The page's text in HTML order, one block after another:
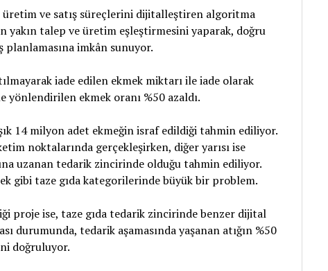
üretim ve satış süreçlerini dijitalleştiren algoritma
yakın talep ve üretim eşleştirmesini yaparak, doğru
planlamasına imkân sunuyor.
iade edilen ekmek miktarı ile iade olarak
yönlendirilen ekmek oranı %50 azaldı.
14 milyon adet ekmeğin israf edildiği tahmin ediliyor.
noktalarında gerçekleşirken, diğer yarısı ise
uzanan tedarik zincirinde olduğu tahmin ediliyor.
gibi taze gıda kategorilerinde büyük bir problem.
proje ise, taze gıda tedarik zincirinde benzer dijital
durumunda, tedarik aşamasında yaşanan atığın %50
doğruluyor.